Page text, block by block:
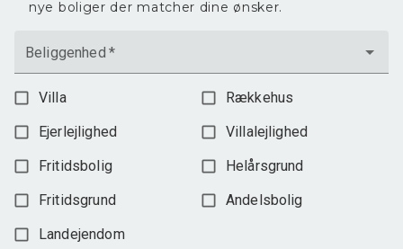
Første salen er indrettet med en stor lys og hyggelig stue med
nye boliger der matcher dine ønsker.
Beliggenhed *
Villa
Rækkehus
Ejerlejlighed
Villalejlighed
Fritidsbolig
Helårsgrund
Fritidsgrund
Andelsbolig
Landejendom